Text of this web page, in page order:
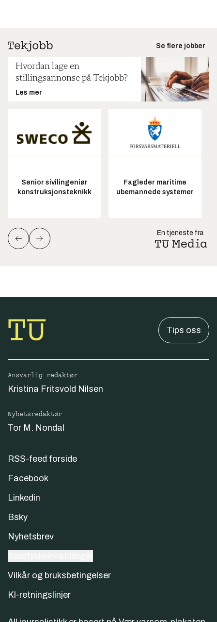
Se flere jobber
Hvordan lage en
stillingsannonse på Tekjobb?
Les mer
Senior sivilingeniør
konstruksjonsteknikk
Fagleder maritime
ubemannede systemer
En tjeneste fra
Tips oss
Ansvarlig redaktør
Kristina Fritsvold Nilsen
Nyhetsredaktør
Tor M. Nondal
RSS-feed forside
Facebook
Linkedin
Bsky
Nyhetsbrev
Vilkår og bruksbetingelser
KI-retningslinjer